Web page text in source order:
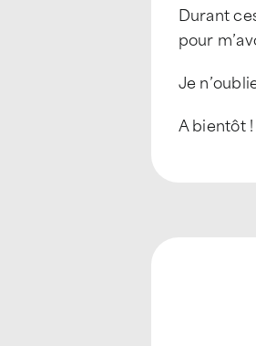
Durant
pour
Je
A bientôt !